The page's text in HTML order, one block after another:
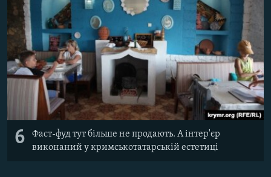
6
Фаст-фуд тут більше не продають. А інтер'єр
виконаний у кримськотатарській естетиці